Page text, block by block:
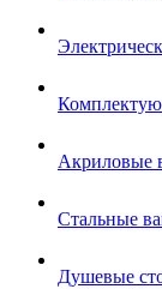
Акриловые
Стальные
Душевые